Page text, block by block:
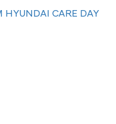
CARE DAY